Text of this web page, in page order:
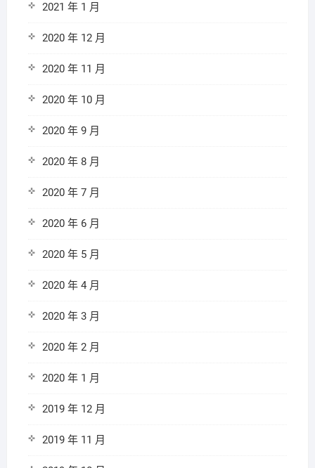
2021 年 1 月
2020 年 12 月
2020 年 11 月
2020 年 10 月
2020 年 9 月
2020 年 8 月
2020 年 7 月
2020 年 6 月
2020 年 5 月
2020 年 4 月
2020 年 3 月
2020 年 2 月
2020 年 1 月
2019 年 12 月
2019 年 11 月